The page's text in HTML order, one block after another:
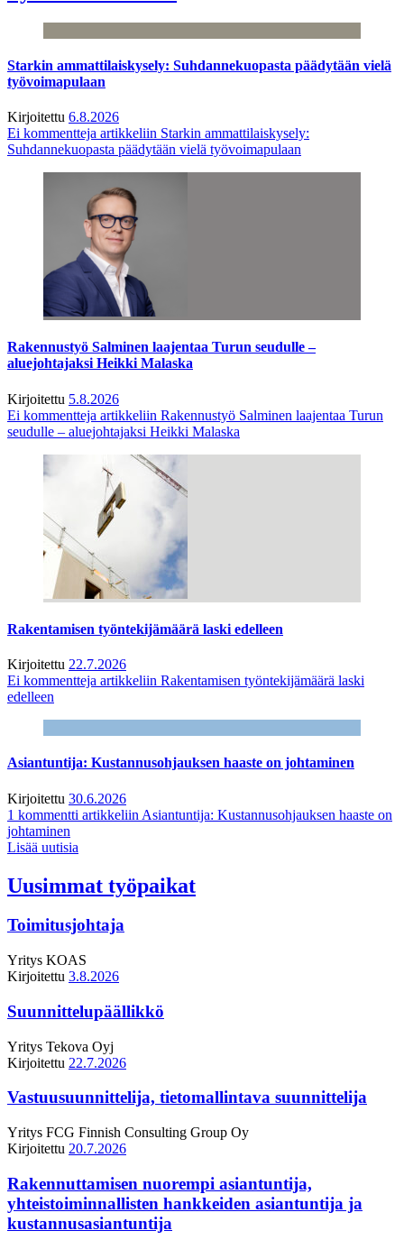
Starkin ammattilaiskysely: Suhdannekuopasta päädytään vielä
työvoimapulaan
Kirjoitettu 6.8.2026
Ei kommentteja artikkeliin Starkin ammattilaiskysely:
Suhdannekuopasta päädytään vielä työvoimapulaan
Rakennustyö Salminen laajentaa Turun seudulle –
aluejohtajaksi Heikki Malaska
Kirjoitettu 5.8.2026
Ei kommentteja artikkeliin Rakennustyö Salminen laajentaa Turun
seudulle – aluejohtajaksi Heikki Malaska
Rakentamisen työntekijämäärä laski edelleen
Kirjoitettu 22.7.2026
Ei kommentteja artikkeliin Rakentamisen työntekijämäärä laski
edelleen
Asiantuntija: Kustannusohjauksen haaste on johtaminen
Kirjoitettu 30.6.2026
1 kommentti artikkeliin Asiantuntija: Kustannusohjauksen haaste on
johtaminen
Lisää uutisia
Uusimmat työpaikat
Toimitusjohtaja
Yritys KOAS
Kirjoitettu 3.8.2026
Suunnittelupäällikkö
Yritys Tekova Oyj
Kirjoitettu 22.7.2026
Vastuusuunnittelija, tietomallintava suunnittelija
Yritys FCG Finnish Consulting Group Oy
Kirjoitettu 20.7.2026
Rakennuttamisen nuorempi asiantuntija,
yhteistoiminnallisten hankkeiden asiantuntija ja
kustannusasiantuntija